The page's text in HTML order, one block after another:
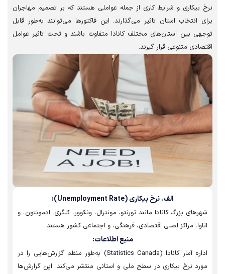
و شرایط کاری از جمله عواملی هستند که بر تصمیم مهاجران
انتخاب استان تاثیر می‌گذارند. این فاکتورها می‌توانند به‌طور قابل
بین استان‌های مختلف کانادا متفاوت باشند و تحت تاثیر عوامل
متنوعی قرار گیرند.
الف. نرخ بیکاری (Unemployment Rate):
بزرگ کانادا مانند تورنتو، مونترال، ونکوور، کلگری، ادمونتون، و
مراکز اصلی اقتصادی، فرهنگی، و اجتماعی کشور هستند.
منبع اطلاعات:
اداره آمار کانادا (Statistics Canada) به‌طور منظم گزارش‌هایی را در
نرخ بیکاری در سطح ملی و استانی منتشر می‌کند. این گزارش‌ها